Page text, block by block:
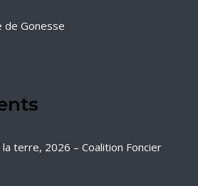
de Gonesse
terre, 2026 – Coalition Foncier